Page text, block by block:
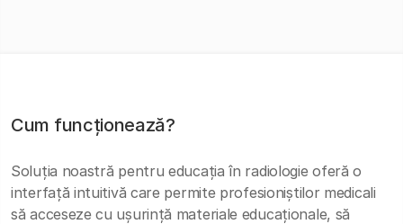
Cum funcționează?
Soluția noastră pentru educația în radiologie oferă o
interfață intuitivă care permite profesioniștilor medicali
să acceseze cu ușurință materiale educaționale, să